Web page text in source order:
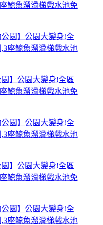
鯨魚溜滑梯戲水池免
】公園大變身!全區
鯨魚溜滑梯戲水池免
】公園大變身!全區
鯨魚溜滑梯戲水池免